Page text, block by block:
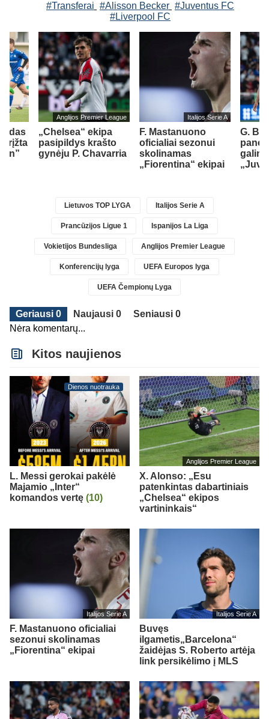
#Transferai #Alisson Becker #Juventus FC
#Liverpool FC
Anglijos Premier League
„Chelsea“ ekipa
pasipildys krašto
gynėju P. Chavarria
Italijos Serie A
F. Mastanuono
oficialiai sezonui
skolinamas
„Fiorentina“ ekipai
G.
Lietuvos TOP LYGA Italijos Serie A
Prancūzijos Ligue 1 Ispanijos La Liga
Vokietijos Bundesliga Anglijos Premier League
Konferencijų lyga UEFA Europos lyga
UEFA Čempionų Lyga
Geriausi 0 Naujausi 0
Seniausi 0
Nėra komentarų...
Kitos naujienos
Dienos nuotrauka
L. Messi gerokai pakėlė
Majamio „Inter“
komandos vertę (10)
Anglijos Premier League
X. Alonso: „Esu
patenkintas dabartiniais
„Chelsea“ ekipos
vartininkais“
Italijos Serie A
F. Mastanuono oficialiai
sezonui skolinamas
„Fiorentina“ ekipai
Italijos Serie A
Buvęs
ilgametis„Barcelona“
žaidėjas S. Roberto artėja
link persikėlimo į MLS